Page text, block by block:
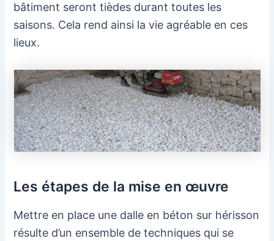
bâtiment seront tièdes durant toutes les
saisons. Cela rend ainsi la vie agréable en ces
lieux.
Les étapes de la mise en œuvre
Mettre en place une dalle en béton sur hérisson
résulte d’un ensemble de techniques qui se